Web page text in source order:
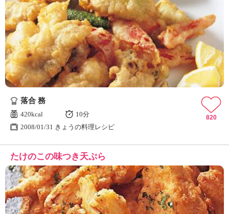
落合 務
420kcal
10分
2008/01/31 きょうの料理レシピ
820
たけのこの味つき天ぷら